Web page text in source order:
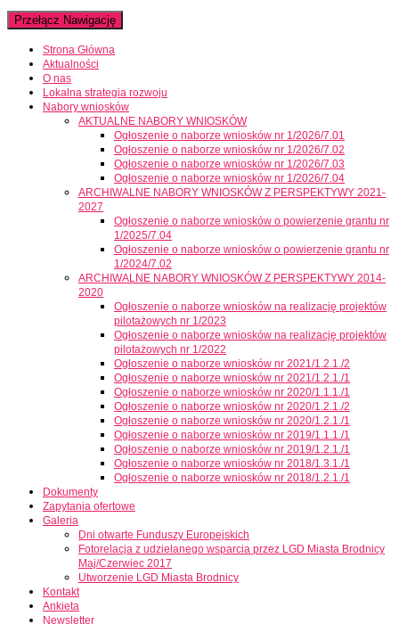
Przełącz Nawigację
Strona Główna
Aktualności
O nas
Lokalna strategia rozwoju
Nabory wniosków
AKTUALNE NABORY WNIOSKÓW
Ogłoszenie o naborze wniosków nr 1/2026/7.01
Ogłoszenie o naborze wniosków nr 1/2026/7.02
Ogłoszenie o naborze wniosków nr 1/2026/7.03
Ogłoszenie o naborze wniosków nr 1/2026/7.04
ARCHIWALNE NABORY WNIOSKÓW Z PERSPEKTYWY 2021-
2027
Ogłoszenie o naborze wniosków o powierzenie grantu nr
1/2025/7.04
Ogłoszenie o naborze wniosków o powierzenie grantu nr
1/2024/7.02
ARCHIWALNE NABORY WNIOSKÓW Z PERSPEKTYWY 2014-
2020
Ogłoszenie o naborze wniosków na realizację projektów
pilotażowych nr 1/2023
Ogłoszenie o naborze wniosków na realizację projektów
pilotażowych nr 1/2022
Ogłoszenie o naborze wniosków nr 2021/1.2.1./2
Ogłoszenie o naborze wniosków nr 2021/1.2.1./1
Ogłoszenie o naborze wniosków nr 2020/1.1.1./1
Ogłoszenie o naborze wniosków nr 2020/1.2.1./2
Ogłoszenie o naborze wniosków nr 2020/1.2.1./1
Ogłoszenie o naborze wniosków nr 2019/1.1.1./1
Ogłoszenie o naborze wniosków nr 2019/1.2.1./1
Ogłoszenie o naborze wniosków nr 2018/1.3.1./1
Ogłoszenie o naborze wniosków nr 2018/1.2.1./1
Dokumenty
Zapytania ofertowe
Galeria
Dni otwarte Funduszy Europejskich
Fotorelacja z udzielanego wsparcia przez LGD Miasta Brodnicy
Maj/Czerwiec 2017
Utworzenie LGD Miasta Brodnicy
Kontakt
Ankieta
Newsletter